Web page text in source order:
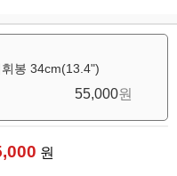
봉 34cm(13.4")
55,000원
원